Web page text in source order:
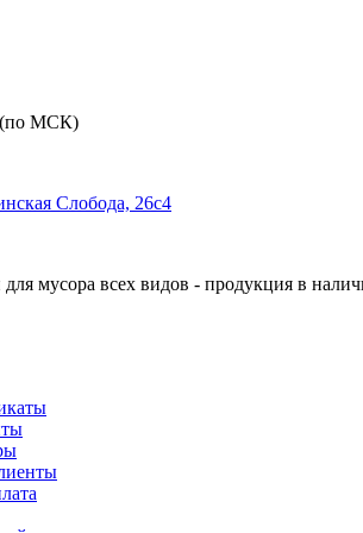
(по МСК)
Слобода, 26с4
мусора всех видов - продукция в